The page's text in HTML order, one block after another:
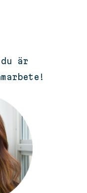
är